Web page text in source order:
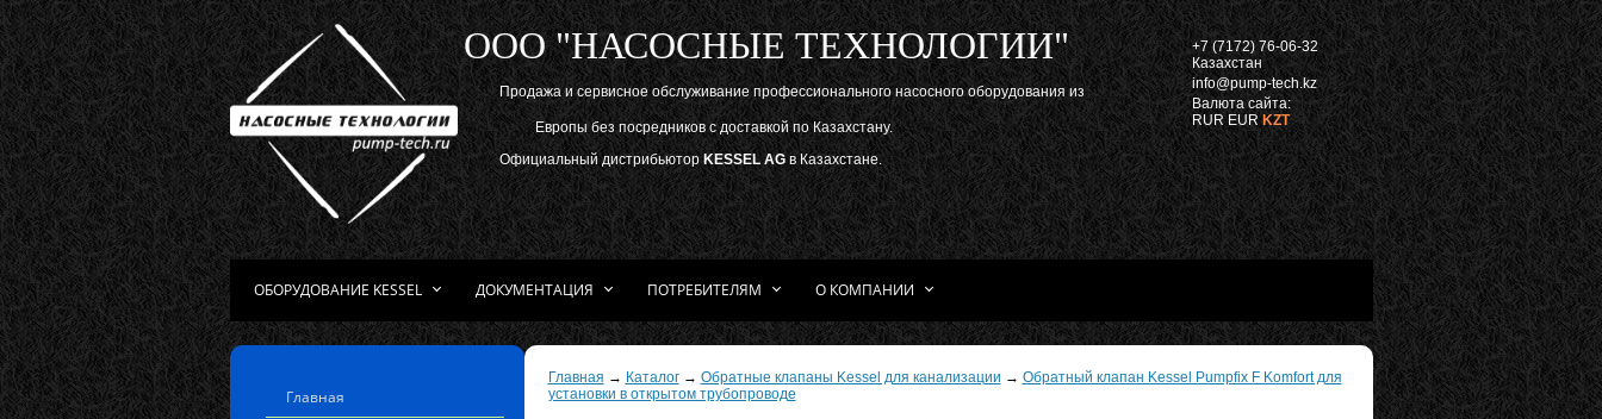
ООО "НАСОСНЫЕ ТЕХНОЛОГИИ"
Продажа и сервисное обслуживание профессионального насосного оборудования из
Европы без посредников с доставкой по Казахстану.
Официальный дистрибьюторKESSEL AG в Казахстане.
+7 (7172) 76-06-32
Казахстан
info@pump-tech.kz
Валюта сайта:
RUR EUR KZT
Главная
ОБОРУДОВАНИЕ KESSEL ДОКУМЕНТАЦИЯ ПОТРЕБИТЕЛЯМ О КОМПАНИИ
Главная → Каталог→ Обратные клапаны Kessel для канализации → Обратный клапан Kessel Pumpfix F Komfort для
установки в открытом трубопроводе